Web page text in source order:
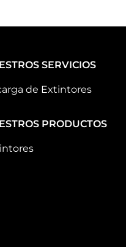
SERVICIOS
de Extintores
PRODUCTOS